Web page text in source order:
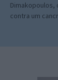
Dimakopoulos,
contra um